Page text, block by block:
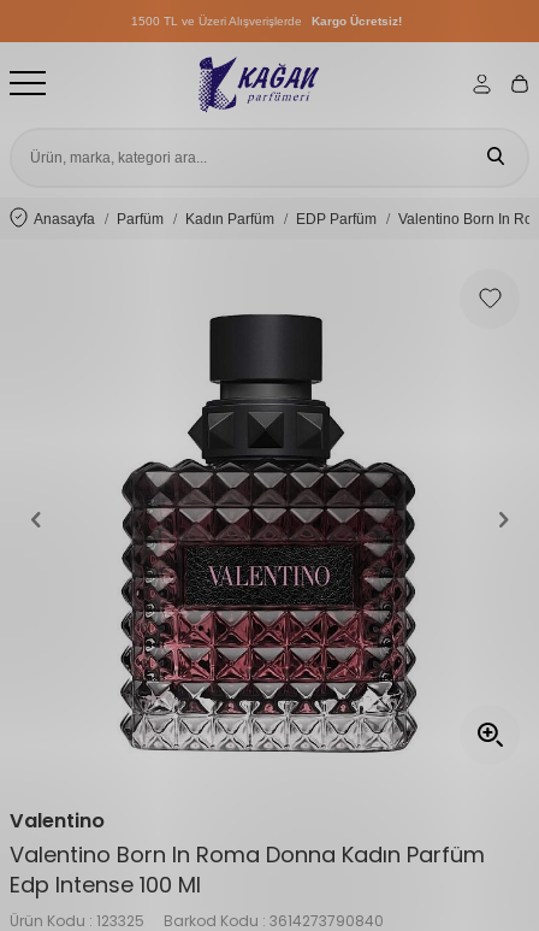
1500 TL ve Üzeri Alışverişlerde Kargo Ücretsiz!
1500 TL ve Üzeri Alışverişlerde
1500 TL ve Üzeri Alışverişlerde
Anasayfa Parfüm Kadın Parfüm EDP Parfüm Valentino Born In
Valentino
Valentino Born In Roma Donna Kadın Parfüm
Edp Intense 100 Ml
Ürün Kodu : 123325 Barkod Kodu : 3614273790840